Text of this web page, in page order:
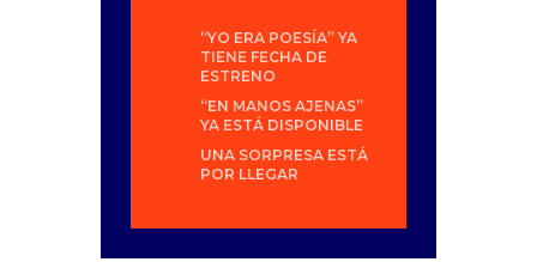
“YO ERA POESÍA” YA
TIENE FECHA DE
ESTRENO
“EN MANOS AJENAS”
YA ESTÁ DISPONIBLE
UNA SORPRESA ESTÁ
POR LLEGAR